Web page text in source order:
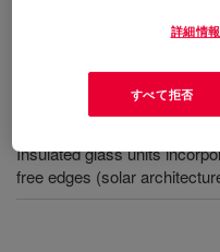
Secondary sealant in a
Insulated glass units
free edges (solar
詳細情
すべて拒否